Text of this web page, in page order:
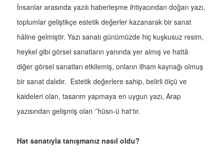
İnsanlar arasında yazılı haberleşme ihtiyacından doğan yazı,
toplumlar geliştikçe estetik değerler kazanarak bir sanat
hâline gelmiştir. Yazı sanatı günümüzde hiç kuşkusuz resim,
heykel gibi görsel sanatların yanında yer almış ve hattâ
diğer görsel sanatları etkilemiş, onların ilham kaynağı olmuş
bir sanat dalıdır. Estetik değerlere sahip, belirli ölçü ve
kaideleri olan, tasarım yapmaya en uygun yazı, Arap
yazısından gelişmiş olan ‘’hüsn-ü hat‘tır.
Hat sanatıyla tanışmanız nasıl oldu?